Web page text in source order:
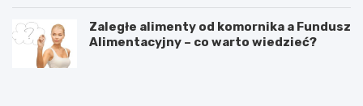
Zaległe alimenty od komornika a Fundusz
Alimentacyjny – co warto wiedzieć?